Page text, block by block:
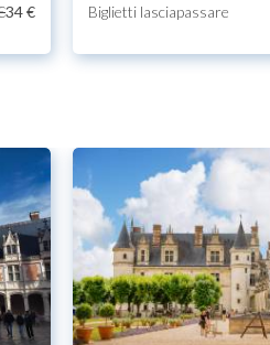
34 € Biglietti lasciapassare